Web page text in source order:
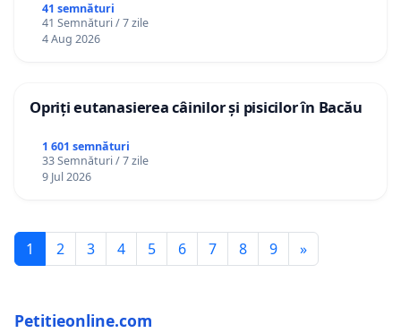
41 semnături
41 Semnături / 7 zile
4 Aug 2026
Opriți eutanasierea câinilor și pisicilor în Bacău
1 601 semnături
33 Semnături / 7 zile
9 Jul 2026
1 2 3 4 5 6 7 8 9 »
Petitieonline.com